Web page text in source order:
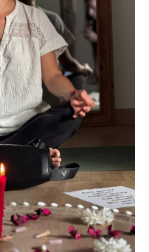
créatrice de manière
matériaux de la
Ils nous
de nouveaux
déjà parcouru
journée douce et
laisser
et repartir plus
la pause de midi,
sur les
vous
propriétés et leurs
retraite dans une
et profondément